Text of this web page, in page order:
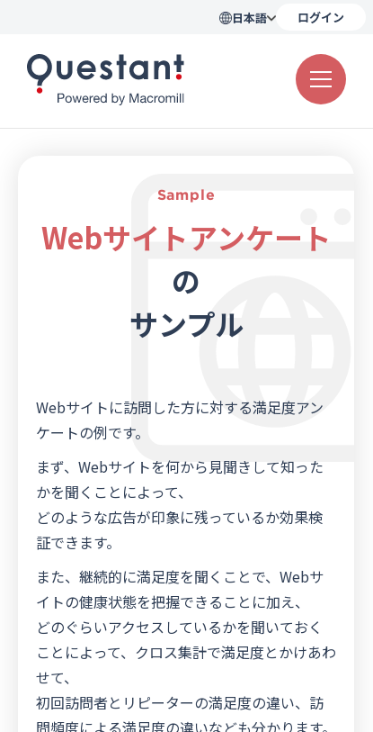
アンケート例
日本語 ログイン
Sample
Webサイトアンケート
の
サンプル
Webサイトに訪問した方に対する満足度アン
ケートの例です。
まず、Webサイトを何から見聞きして知った
かを聞くことによって、
どのような広告が印象に残っているか効果検
証できます。
また、継続的に満足度を聞くことで、Webサ
イトの健康状態を把握できることに加え、
どのぐらいアクセスしているかを聞いておく
ことによって、クロス集計で満足度とかけあわ
せて、
初回訪問者とリピーターの満足度の違い、訪
問頻度による満足度の違いなども分かります。